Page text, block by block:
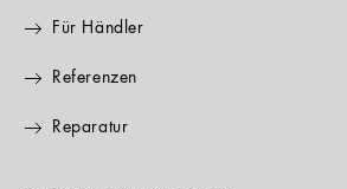
Für Händler
Referenzen
Reparatur